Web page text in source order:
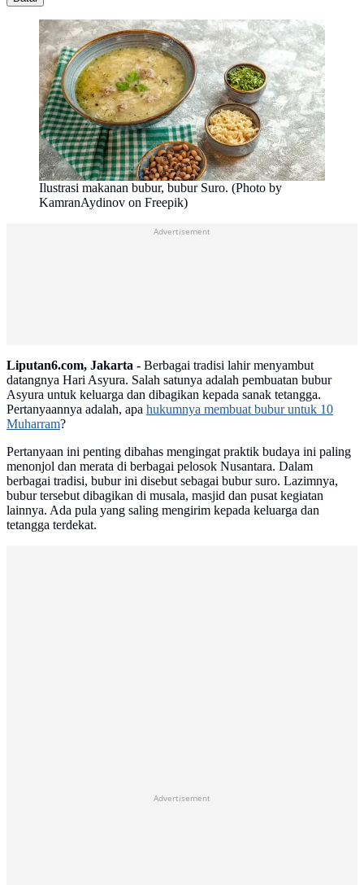
Ilustrasi makanan bubur, bubur Suro. (Photo by
KamranAydinov on Freepik)
Liputan6.com, Jakarta - Berbagai tradisi lahir menyambut
datangnya Hari Asyura. Salah satunya adalah pembuatan bubur
Asyura untuk keluarga dan dibagikan kepada sanak tetangga.
Pertanyaannya adalah, apa hukumnya membuat bubur untuk 10
Muharram?
Pertanyaan ini penting dibahas mengingat praktik budaya ini paling
menonjol dan merata di berbagai pelosok Nusantara. Dalam
berbagai tradisi, bubur ini disebut sebagai bubur suro. Lazimnya,
bubur tersebut dibagikan di musala, masjid dan pusat kegiatan
lainnya. Ada pula yang saling mengirim kepada keluarga dan
tetangga terdekat.
Advertisement